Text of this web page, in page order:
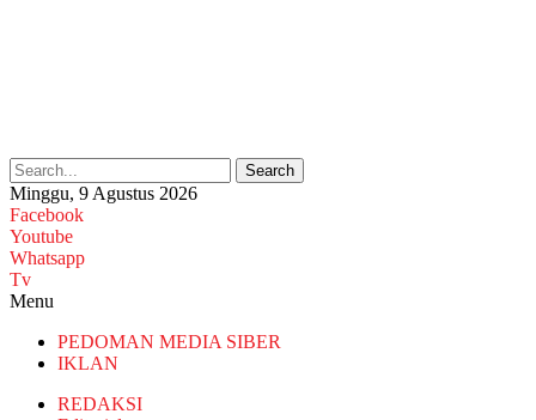
Search
Minggu, 9 Agustus 2026
Facebook
Youtube
Whatsapp
Tv
Menu
PEDOMAN MEDIA SIBER
IKLAN
REDAKSI